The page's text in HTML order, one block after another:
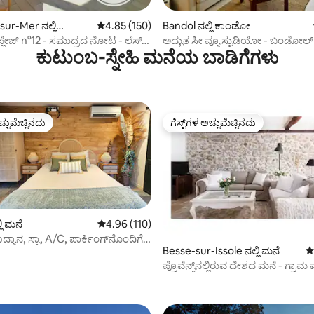
213 ವಿಮರ್ಶೆಗಳು
Mer ನಲ್ಲಿ
5 ರಲ್ಲಿ 4.85 ಸರಾಸರಿ ರೇಟಿಂಗ್, 150 ವಿಮರ್ಶೆಗಳು
4.85 (150)
n°12 - ಸಮುದ್ರದ ನೋಟ - ಲೆಸ್
Bandol ನಲ್ಲಿ ಕಾಂಡೋ
ಅದ್ಭುತ ಸೀ ವ್ಯೂ ಸ್ಟುಡಿಯೋ -
ಅಥೇನಾ ಪೋರ್ಟ್
ಕುಟುಂಬ-ಸ್ನೇಹಿ ಮನೆಯ ಬಾಡಿಗೆಗಳು
196 ವಿಮರ್ಶೆಗಳು
ಮನೆ 5 ರಲ್ಲಿ 4.96 ಸರಾಸರಿ ರೇಟಿಂಗ್, 110 ವಿಮರ್ಶೆಗಳು
4.96 (110)
ಸ್ಪಾ, A/C, ಪಾರ್ಕಿಂಗ್‌ನೊಂದಿಗೆ
ಗೆಸ್ಟ್‌ಗಳ ಅಚ್ಚುಮೆಚ್ಚಿನದು
ಗೆಸ್ಟ್‌ಗಳ ಅಚ್ಚುಮೆಚ್ಚಿನದು
Besse-sur-Issole ನಲ್ಲಿ ಮನೆ 5
ಪ್ರೊವೆನ್ಸ್‌ನಲ್ಲಿರುವ ದೇಶದ ಮನೆ - ಗ್ರಾಮ